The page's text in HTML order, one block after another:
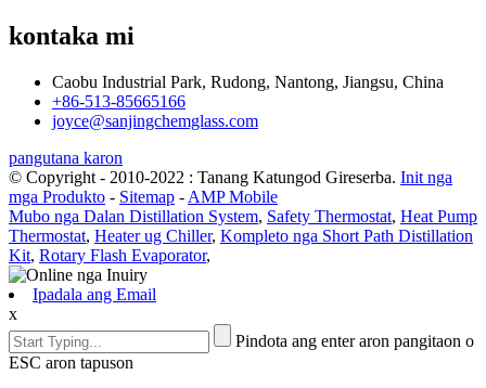
kontaka mi
Caobu Industrial Park, Rudong, Nantong, Jiangsu, China
+86-513-85665166
joyce@sanjingchemglass.com
pangutana karon
© Copyright - 2010-2022 : Tanang Katungod Gireserba. Init nga
mga Produkto - Sitemap - AMP Mobile
Mubo nga Dalan Distillation System, Safety Thermostat, Heat Pump
Thermostat, Heater ug Chiller, Kompleto nga Short Path Distillation
Kit, Rotary Flash Evaporator,
Ipadala ang Email
x
Pindota ang enter aron pangitaon o
ESC aron tapuson